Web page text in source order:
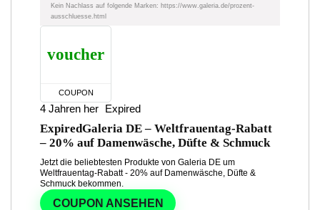
Kein Nachlass auf folgende Marken: https://www.galeria.de/prozent-
ausschluesse.html
voucher
COUPON
4 Jahren her Expired
ExpiredGaleria DE – Weltfrauentag-Rabatt
– 20% auf Damenwäsche, Düfte & Schmuck
Jetzt die beliebtesten Produkte von Galeria DE um
Weltfrauentag-Rabatt - 20% auf Damenwäsche, Düfte &
Schmuck bekommen.
COUPON ANSEHEN